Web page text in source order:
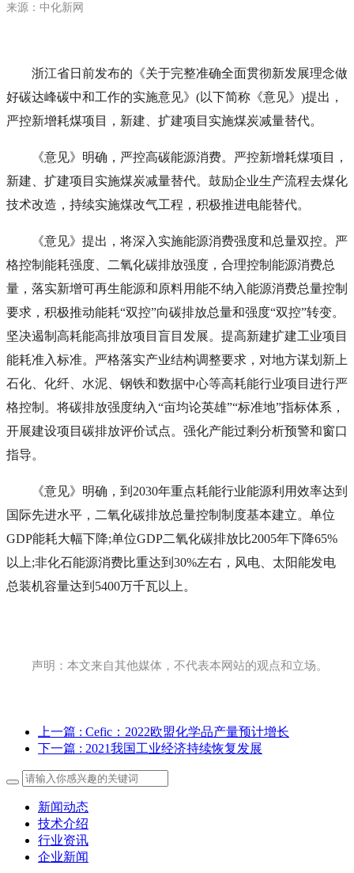
来源： 中化新网
浙江省日前发布的《关于完整准确全面贯彻新发展理念做
好碳达峰碳中和工作的实施意见》(以下简称《意见》)提出，
严控新增耗煤项目，新建、扩建项目实施煤炭减量替代。
《意见》明确，严控高碳能源消费。严控新增耗煤项目，
新建、扩建项目实施煤炭减量替代。鼓励企业生产流程去煤化
技术改造，持续实施煤改气工程，积极推进电能替代。
《意见》提出，将深入实施能源消费强度和总量双控。严
格控制能耗强度、二氧化碳排放强度，合理控制能源消费总
量，落实新增可再生能源和原料用能不纳入能源消费总量控制
要求，积极推动能耗“双控”向碳排放总量和强度“双控”转变。
坚决遏制高耗能高排放项目盲目发展。提高新建扩建工业项目
能耗准入标准。严格落实产业结构调整要求，对地方谋划新上
石化、化纤、水泥、钢铁和数据中心等高耗能行业项目进行严
格控制。将碳排放强度纳入“亩均论英雄”“标准地”指标体系，
开展建设项目碳排放评价试点。强化产能过剩分析预警和窗口
指导。
《意见》明确，到2030年重点耗能行业能源利用效率达到
国际先进水平，二氧化碳排放总量控制制度基本建立。单位
GDP能耗大幅下降;单位GDP二氧化碳排放比2005年下降65%
以上;非化石能源消费比重达到30%左右，风电、太阳能发电
总装机容量达到5400万千瓦以上。
声明：本文来自其他媒体，不代表本网站的观点和立场。
上一篇 : Cefic：2022欧盟化学品产量预计增长
下一篇 : 2021我国工业经济持续恢复发展
新闻动态
技术介绍
行业资讯
企业新闻